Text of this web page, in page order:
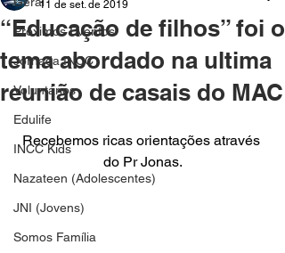
Próximos Eventos
Jornada INCC
Voluntários
Edulife
INCC Kids
Nazateen (Adolescentes)
JNI (Jovens)
Somos Família
“Educação de filhos” foi o
tema abordado na ultima
reunião de casais do MAC
11 de set. de 2019
Recebemos ricas orientações através
do Pr Jonas.